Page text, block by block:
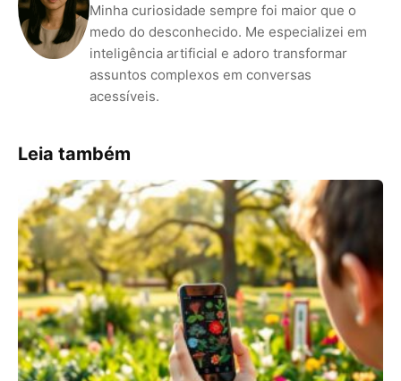
Minha curiosidade sempre foi maior que o
medo do desconhecido. Me especializei em
inteligência artificial e adoro transformar
assuntos complexos em conversas
acessíveis.
Leia também